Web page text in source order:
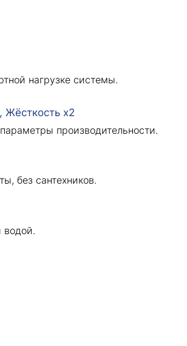
нагрузке системы.
Жёсткость х2
производительности.
без сантехников.
водой.